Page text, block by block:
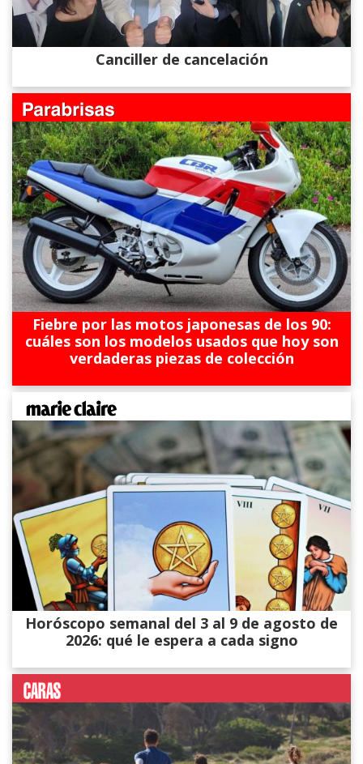
Canciller de cancelación
Fiebre por las motos japonesas de los 90:
cuáles son los modelos usados que hoy son
verdaderas piezas de colección
Horóscopo semanal del 3 al 9 de agosto de
2026: qué le espera a cada signo